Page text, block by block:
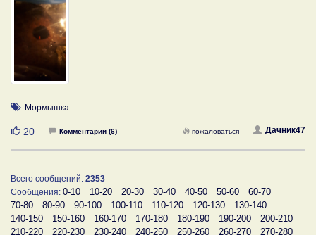
Мормышка
Нравится
20 Комментарии (6) Дачник47
пожаловаться
Всего сообщений: 2353
Сообщения: 0-10 10-20 20-30 30-40 40-50 50-60
60-70
70-80
80-90 90-100 100-110 110-120 120-130
130-140
140-150
150-160 160-170 170-180 180-190 190-200
200-210
210-220
220-230 230-240 240-250 250-260 260-270
270-280